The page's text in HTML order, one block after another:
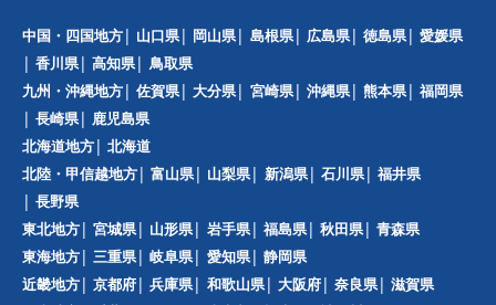
中国・四国地方 山口県 岡山県 島根県 広島県 徳島県
愛媛県
香川県
高知県
鳥取県
九州・沖縄地方
佐賀県 大分県 宮崎県 沖縄県 熊本県
福岡県
長崎県
鹿児島県
北海道地方
北海道
北陸・甲信越地方
富山県 山梨県 新潟県 石川県
福井県
長野県
東北地方
宮城県 山形県 岩手県 福島県 秋田県
青森県
東海地方
三重県 岐阜県 愛知県
静岡県
近畿地方
京都府 兵庫県 和歌山県 大阪府 奈良県
滋賀県